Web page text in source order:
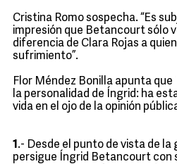
Cristina Romo sospecha. “Es
impresión que Betancourt sólo
diferencia de Clara Rojas a quien
sufrimiento”.
Flor Méndez Bonilla apunta que
la personalidad de Íngrid: ha
vida en el ojo de la opinión
1 .- Desde el punto de vista de
persigue Íngrid Betancourt con